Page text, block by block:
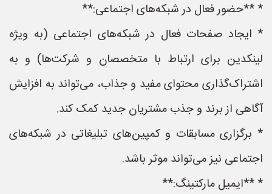
* **حضور فعال در شبکه‌های اجتماعی:**
* ایجاد صفحات فعال در شبکه‌های اجتماعی (به ویژه
لینکدین برای ارتباط با متخصصان و شرکت‌ها) و به
اشتراک‌گذاری محتوای مفید و جذاب، می‌تواند به افزایش
آگاهی از برند و جذب مشتریان جدید کمک کند.
* برگزاری مسابقات و کمپین‌های تبلیغاتی در شبکه‌های
اجتماعی نیز می‌تواند موثر باشد.
* **ایمیل مارکتینگ:**